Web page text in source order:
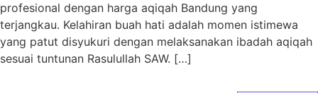
profesional dengan harga aqiqah Bandung yang
terjangkau. Kelahiran buah hati adalah momen istimewa
yang patut disyukuri dengan melaksanakan ibadah aqiqah
sesuai tuntunan Rasulullah SAW. […]